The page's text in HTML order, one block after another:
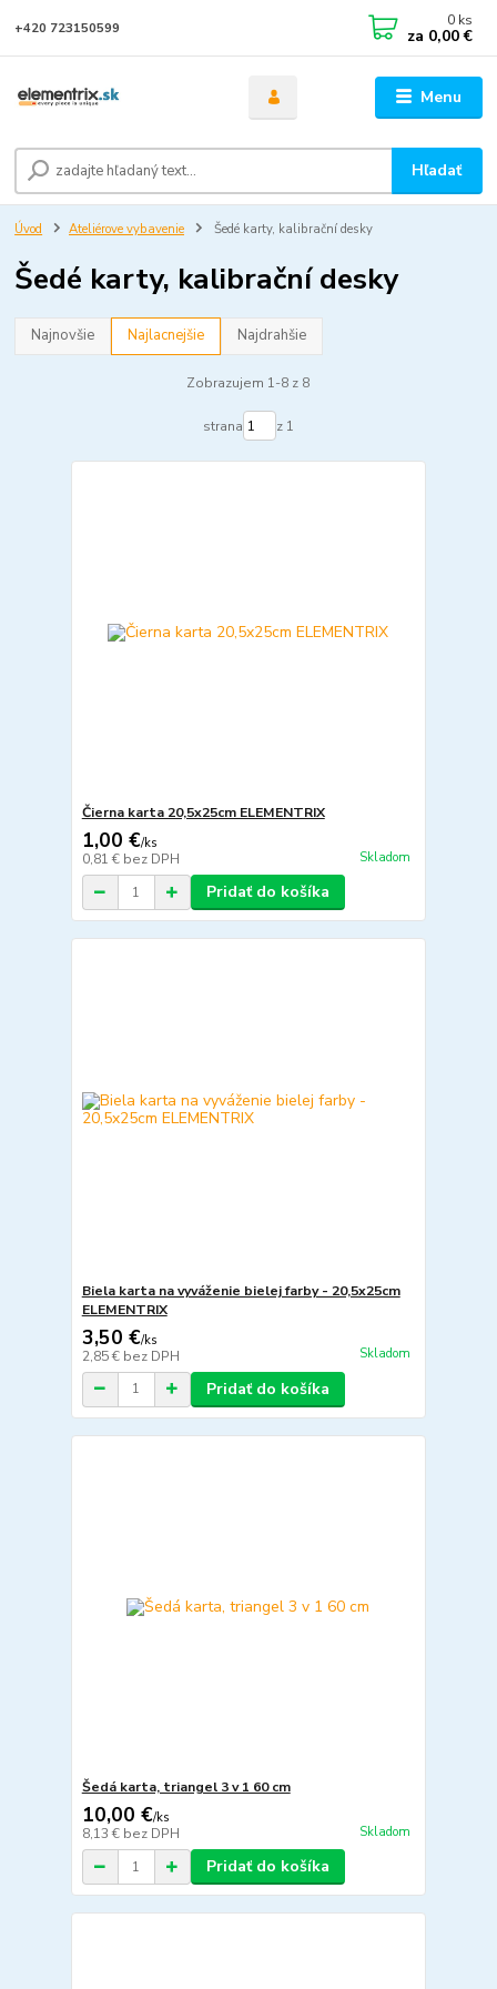
Menu
Hľadať
+420 723150599 0 ks
za 0,00 €
Úvod Ateliérove vybavenie Šedé karty, kalibrační desky
Šedé karty, kalibrační desky
Najnovšie Najlacnejšie Najdrahšie
Zobrazujem 1-8 z 8
strana z 1
Čierna karta 20,5x25cm ELEMENTRIX
1,00 €/ks
0,81 € bez DPH Skladom
Pridať do košíka
Biela karta na vyváženie bielej farby - 20,5x25cm
ELEMENTRIX
3,50 €/ks
2,85 € bez DPH Skladom
Pridať do košíka
Šedá karta, triangel 3 v 1 60 cm
10,00 €/ks
8,13 € bez DPH Skladom
Pridať do košíka